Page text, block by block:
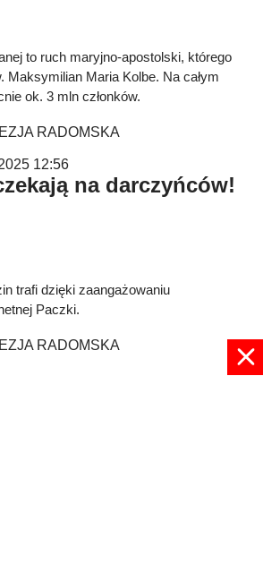
to ruch maryjno-apostolski, którego
Maksymilian Maria Kolbe. Na całym
ok. 3 mln członków.
RADOMSKA
12:56
na darczyńców!
trafi dzięki zaangażowaniu
Paczki.
RADOMSKA